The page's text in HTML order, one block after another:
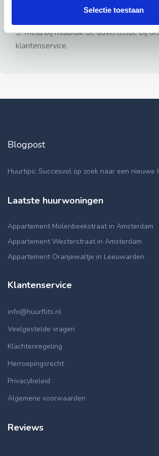
Selectie toestaan
3: Meld bij misbruik de advertentie bij
klantenservice.
Blogpost
Huurtips: Succesvol op zoek naar een nieuwe
Laatste huurwoningen
Appartement Molenbeekstraat in Amsterdam
Appartement Westerstraat in Amsterdam
Appartement Oranjewaltje in Leeuwarden
Klantenservice
info@huurflits.nl
Veelgestelde vragen
Klachtenregeling
Herroepingsrecht
Privacybeleid
Algemene voorwaarden
Reviews